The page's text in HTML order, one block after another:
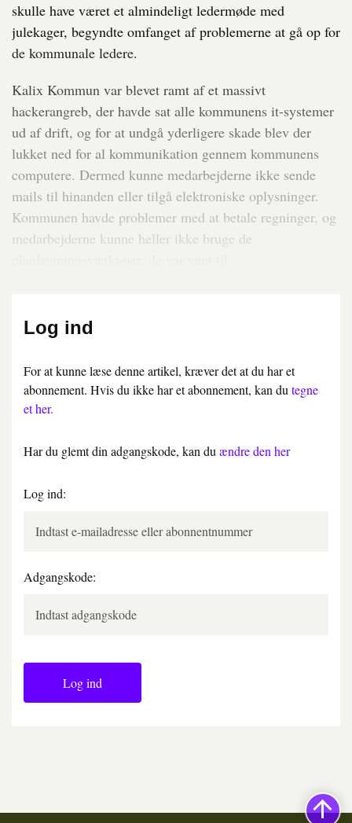
skulle have været et almindeligt ledermøde med
julekager, begyndte omfanget af problemerne at gå op for
de kommunale ledere.
Kalix Kommun var blevet ramt af et massivt
hackerangreb, der havde sat alle kommunens it-systemer
ud af drift, og for at undgå yderligere skade blev der
lukket ned for al kommunikation gennem kommunens
computere. Dermed kunne medarbejderne ikke sende
mails til hinanden eller tilgå elektroniske oplysninger.
Kommunen havde problemer med at betale regninger, og
medarbejderne kunne heller ikke bruge de
Log ind
For at kunne læse denne artikel, kræver det at du har et
abonnement. Hvis du ikke har et abonnement, kan du tegne
et her.
Har du glemt din adgangskode, kan du ændre den her
Log ind:
Adgangskode:
Log ind